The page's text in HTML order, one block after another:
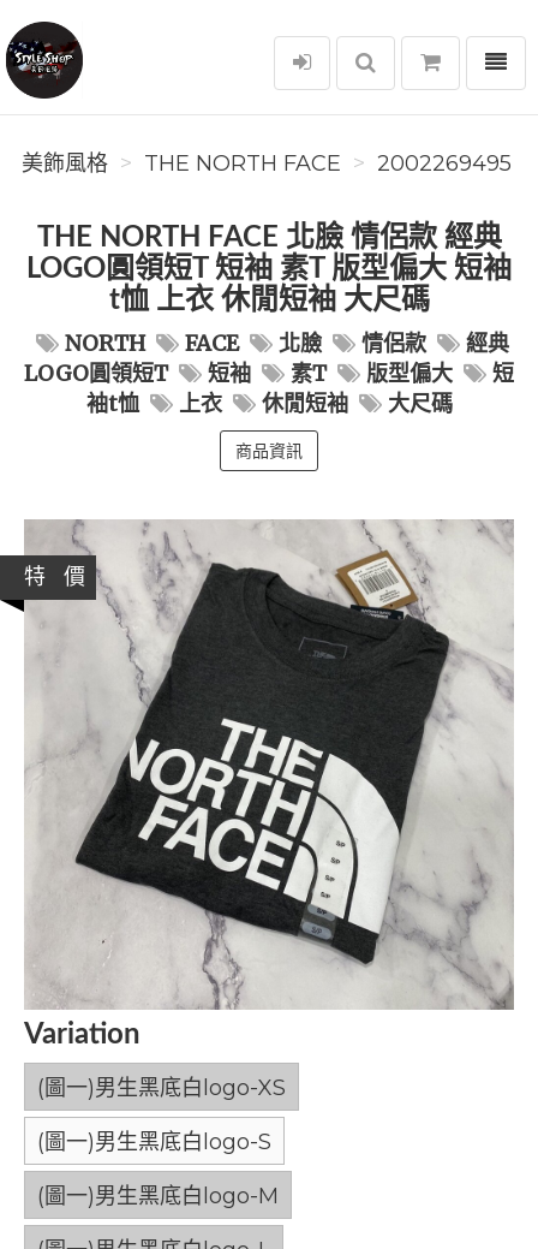
美飾風格
選單
美飾風格 THE NORTH FACE 2002269495
THE NORTH FACE 北臉 情侶款 經典
LOGO圓領短T 短袖 素T 版型偏大 短袖
t恤 上衣 休閒短袖 大尺碼
NORTH FACE 北臉 情侶款
經典
LOGO圓領短T
短袖 素T 版型偏大
短
袖t恤
上衣 休閒短袖 大尺碼
商品資訊
特 價
Variation
(圖一)男生黑底白logo-XS
(圖一)男生黑底白logo-S
(圖一)男生黑底白logo-M